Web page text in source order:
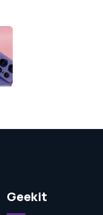
Geekit